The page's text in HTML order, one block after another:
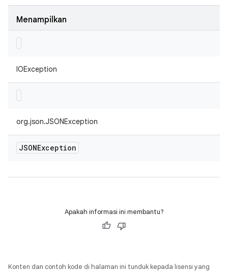
Menampilkan
IOException
org.json.JSONException
JSONException
Apakah informasi ini membantu?
Konten dan contoh kode di halaman ini tunduk kepada lisensi yang